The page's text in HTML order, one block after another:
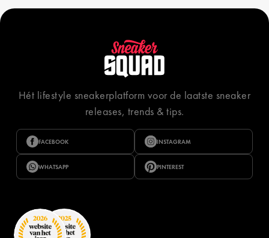
Hét lifestyle sneakerplatform voor de laatste sneaker
releases, trends & tips.
FACEBOOK INSTAGRAM
WHATSAPP PINTEREST